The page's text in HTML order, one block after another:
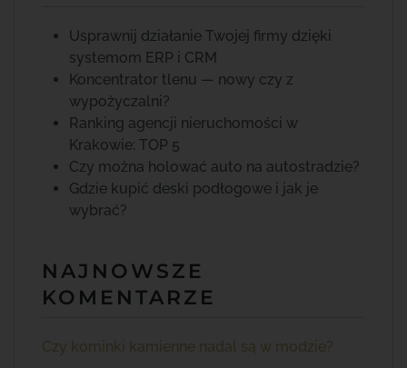
Usprawnij działanie Twojej firmy dzięki
systemom ERP i CRM
Koncentrator tlenu — nowy czy z
wypożyczalni?
Ranking agencji nieruchomości w
Krakowie: TOP 5
Czy można holować auto na autostradzie?
Gdzie kupić deski podłogowe i jak je
wybrać?
NAJNOWSZE
KOMENTARZE
Czy kominki kamienne nadal są w modzie?